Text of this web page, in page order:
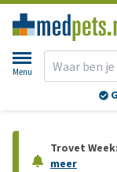
Menu
Trovet
meer